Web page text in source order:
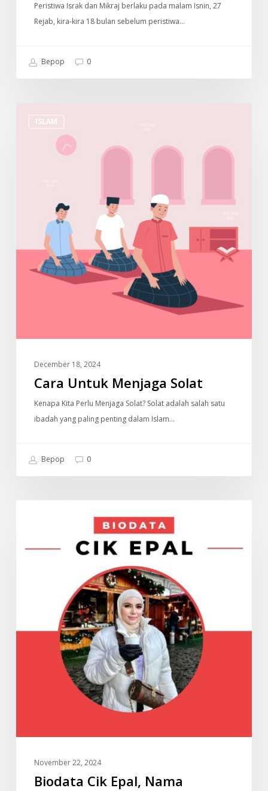
Peristiwa Israk dan Mikraj berlaku pada malam Isnin, 27
Rejab, kira-kira 18 bulan sebelum peristiwa…
Bepop 0
ISLAM
Untuk
December 18, 2024
Cara Untuk Menjaga Solat
Kenapa Kita Perlu Menjaga Solat? Solat adalah salah satu
ibadah yang paling penting dalam Islam…
Bepop 0
November 22, 2024
Biodata Cik Epal, Nama